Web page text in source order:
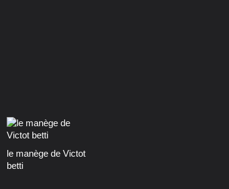
le manège de Victot
betti